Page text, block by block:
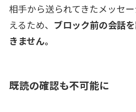
相手から送られてきたメッセ
えるため、 ブロック前の会話
きません。
既読の確認も不可能に